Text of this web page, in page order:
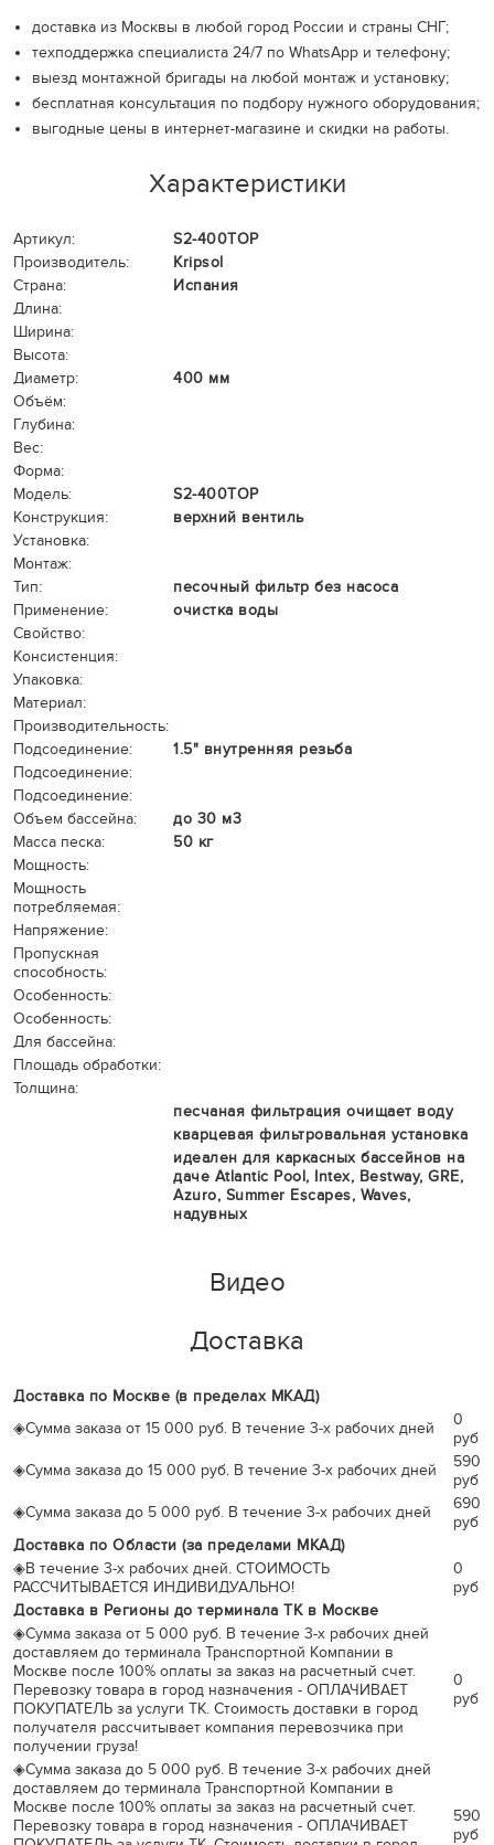
доставка из Москвы в любой город России и страны СНГ;
техподдержка специалиста 24/7 по WhatsApp и телефону;
выезд монтажной бригады на любой монтаж и установку;
бесплатная консультация по подбору нужного оборудования;
выгодные цены в интернет-магазине и скидки на работы.
Характеристики
Артикул:
S2-400TOP
Производитель:
Kripsol
Страна:
Испания
Длина:
Ширина:
Высота:
Диаметр:
400 мм
Объём:
Глубина:
Вес:
Форма:
Модель:
S2-400TOP
Конструкция:
верхний вентиль
Установка:
Монтаж:
Тип:
песочный фильтр без насоса
Применение:
очистка воды
Свойство:
Консистенция:
Упаковка:
Материал:
Производительность:
Подсоединение:
1.5" внутренняя резьба
Подсоединение:
Подсоединение:
Объем бассейна:
до 30 м3
Масса песка:
50 кг
Мощность:
Мощность
потребляемая:
Напряжение:
Пропускная
способность:
Особенность:
Особенность:
Для бассейна:
Площадь обработки:
Толщина:
песчаная фильтрация очищает воду
кварцевая фильтровальная установка
идеален для каркасных бассейнов на
даче Atlantic Pool, Intex, Bestway, GRE,
Azuro, Summer Escapes, Waves,
надувных
Видео
Доставка
Доставка по Москве (в пределах МКАД)
◈Сумма заказа от 15 000 руб. В течение 3-х рабочих дней
0
руб
◈Сумма заказа до 15 000 руб. В течение 3-х рабочих дней
590
руб
◈Сумма заказа до 5 000 руб. В течение 3-х рабочих дней
690
руб
Доставка по Области (за пределами МКАД)
◈В течение 3-х рабочих дней. СТОИМОСТЬ
РАССЧИТЫВАЕТСЯ ИНДИВИДУАЛЬНО!
0
руб
Доставка в Регионы до терминала ТК в Москве
◈Сумма заказа от 5 000 руб. В течение 3-х рабочих дней
доставляем до терминала Транспортной Компании в
Москве после 100% оплаты за заказ на расчетный счет.
Перевозку товара в город назначения - ОПЛАЧИВАЕТ
ПОКУПАТЕЛЬ за услуги ТК. Стоимость доставки в город
получателя рассчитывает компания перевозчика при
получении груза!
0
руб
◈Сумма заказа до 5 000 руб. В течение 3-х рабочих дней
доставляем до терминала Транспортной Компании в
Москве после 100% оплаты за заказ на расчетный счет.
Перевозку товара в город назначения - ОПЛАЧИВАЕТ
590
руб